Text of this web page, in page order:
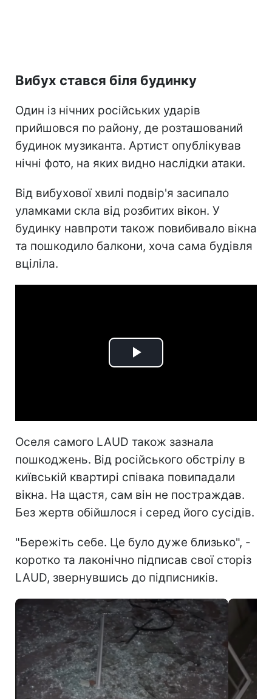
Вибух стався біля будинку
Один із нічних російських ударів
прийшовся по району, де розташований
будинок музиканта. Артист опублікував
нічні фото, на яких видно наслідки атаки.
Від вибухової хвилі подвір'я засипало
уламками скла від розбитих вікон. У
будинку навпроти також повибивало вікна
та пошкодило балкони, хоча сама будівля
вціліла.
Play
Оселя самого LAUD також зазнала
пошкоджень. Від російського обстрілу в
київській квартирі співака повипадали
вікна. На щастя, сам він не постраждав.
Без жертв обійшлося і серед його сусідів.
"Бережіть себе. Це було дуже близько", -
коротко та лаконічно підписав свої сторіз
LAUD, звернувшись до підписників.